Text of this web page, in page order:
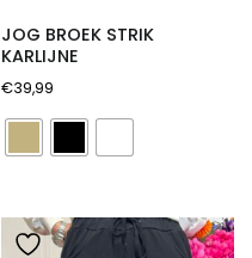
JOG BROEK STRIK
KARLIJNE
€39,99